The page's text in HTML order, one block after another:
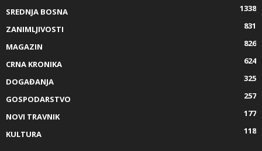
SREDNJA BOSNA
1338
ZANIMLJIVOSTI
831
MAGAZIN
826
CRNA KRONIKA
624
DOGAĐANJA
325
GOSPODARSTVO
257
NOVI TRAVNIK
177
KULTURA
118